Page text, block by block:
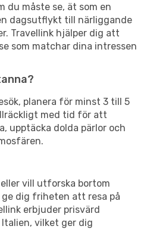
du måste se, ät som en
dagsutflykt till närliggande
Travellink hjälper dig att
som matchar dina intressen
planera för minst 3 till 5
med tid för att
upptäcka dolda pärlor och
vill utforska bortom
dig friheten att resa på
erbjuder prisvärd
vilket ger dig